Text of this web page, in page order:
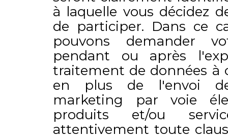
à laquelle vous décidez
de participer. Dans ce
pouvons demander
pendant ou après
traitement de données à
en plus de l'envoi de
marketing par voie
produits et/ou
attentivement toute